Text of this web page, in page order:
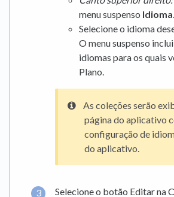
menu suspenso Idioma.
Selecione o idioma
O menu suspenso
idiomas para os quais
Plano.
As coleções serão
página do aplicativo
configuração de
do aplicativo.
Selecione o botão Editar na